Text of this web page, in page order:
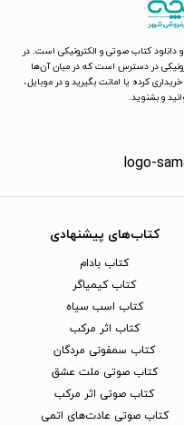
دانلود کتاب صوتی و الکترونیکی است. در
در دسترس است که در میان آن‌ها
کرده یا امانت بگیرید و در موبایل،
و بشنوید.
کتاب‌های پیشنهادی
کتاب بادام
کتاب کیمیاگر
کتاب اسب سیاه
کتاب اثر مرکب
کتاب سمفونی مردگان
کتاب صوتی ملت عشق
کتاب صوتی اثر مرکب
کتاب صوتی عادت‌های اتمی